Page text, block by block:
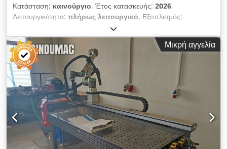
Κατάσταση: καινούργιο, Έτος κατασκευής: 2026,
Λειτουργικότητα: πλήρως λειτουργικό, Εξοπλισμός:
, Απλή και αποδοτική είσοδος στην
αυτοματοποιημένη συγκόλληση Αυτοματοποιημένη κυψέλη
τόξου για μικρές και μεσαίες σειρές – εύκολη στη χρήση και
ιδιαίτερα παραγωγική. Η συγκολλητική κυψέλη διακρίνεται για
την εξαιρετικά απλή λειτουργία και προγραμματισμό της.
Μπορείτε να θέσετε τη μηχανή σε λειτουργία, να την
προγραμματίσετε και να τη χειριστείτε σχεδόν χωρίς
εκπαίδευση – αρκούν τα video-μαθήματα. Ανάλογα με το
μέγεθος των εξαρτημάτων και της παρτίδας, μπορείτε να
χρησιμοποιήσετε την κυψέλη συγκόλλησης είτε σε
μονοσταθμική είτε σε δισταθμική λειτουργία. Για παράδειγμα,
μπορείτε είτε να επεξεργαστείτε παράλληλα ένα μεγαλύτερο
Μικρή αγγελία